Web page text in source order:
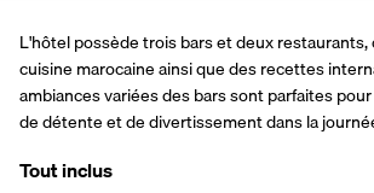
L'hôtel possède trois bars et deux restaurants,
cuisine marocaine ainsi que des recettes
ambiances variées des bars sont parfaites
de détente et de divertissement dans la
Tout inclus